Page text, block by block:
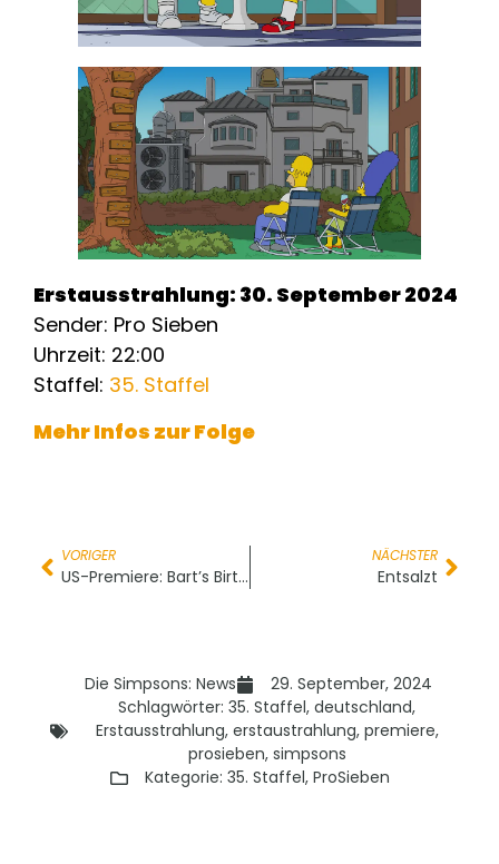
Erstausstrahlung: 30. September 2024
Sender: Pro Sieben
Uhrzeit: 22:00
Staffel: 35. Staffel
Mehr Infos zur Folge
VORIGER
US-Premiere: Bart’s Birthday
NÄCHSTER
Entsalzt
Die Simpsons: News
29. September, 2024
Schlagwörter: 35. Staffel, deutschland,
Erstausstrahlung, erstaustrahlung, premiere,
prosieben, simpsons
Kategorie: 35. Staffel, ProSieben